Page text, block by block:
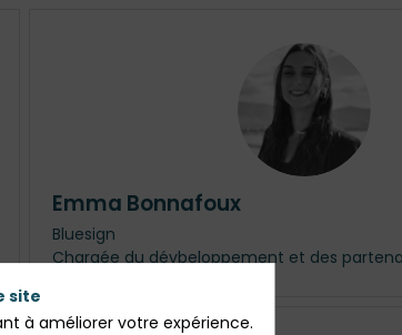
EB
Emma Bonnafoux
Bluesign
Chargée du dévbeloppement et des
site
à améliorer votre expérience.